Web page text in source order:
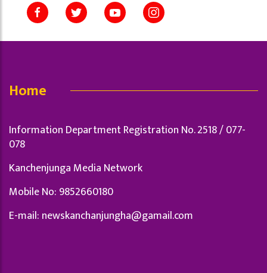
Home
Information Department Registration No. 2518 / 077-
078
Kanchenjunga Media Network
Mobile No: 9852660180
E-mail: newskanchanjungha@gamail.com